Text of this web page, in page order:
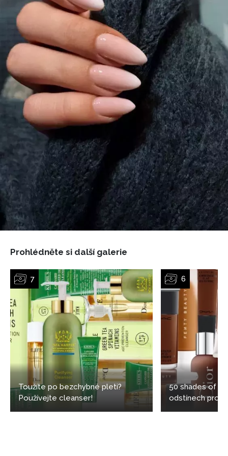
Prohlédněte si další galerie
Toužíte po bezchybné pleti?
Používejte cleanser!
50 shades of
odstínech pro